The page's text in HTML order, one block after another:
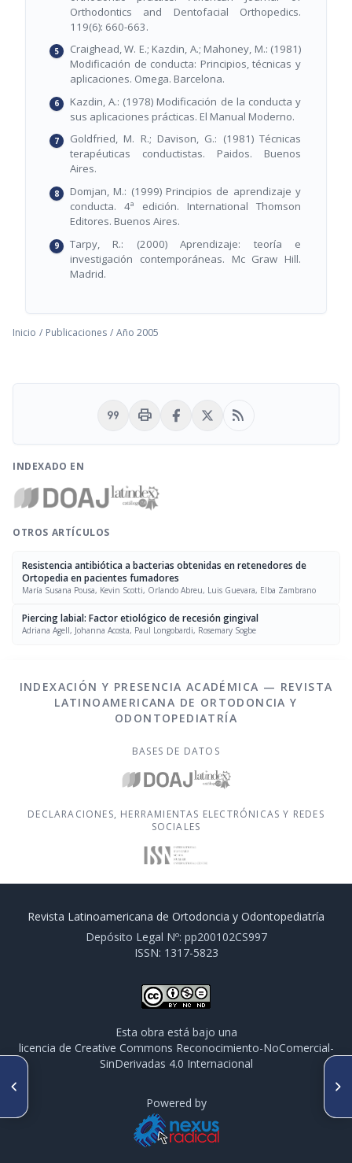
Orthodontics and Dentofacial Orthopedics.
119(6): 660-663.
Craighead, W. E.; Kazdin, A.; Mahoney, M.: (1981)
Modificación de conducta: Principios, técnicas y
aplicaciones. Omega. Barcelona.
Kazdin, A.: (1978) Modificación de la conducta y
sus aplicaciones prácticas. El Manual Moderno.
Goldfried, M. R.; Davison, G.: (1981) Técnicas
terapéuticas conductistas. Paidos. Buenos
Aires.
Domjan, M.: (1999) Principios de aprendizaje y
conducta. 4ª edición. International Thomson
Editores. Buenos Aires.
Tarpy, R.: (2000) Aprendizaje: teoría e
investigación contemporáneas. Mc Graw Hill.
Madrid.
Inicio / Publicaciones / Año 2005
format_quote print rss_feed
INDEXADO EN
OTROS ARTÍCULOS
Resistencia antibiótica a bacterias obtenidas en retenedores de
Ortopedia en pacientes fumadores
María Susana Pousa, Kevin Scotti, Orlando Abreu, Luis Guevara, Elba Zambrano
Piercing labial: Factor etiológico de recesión gingival
Adriana Agell, Johanna Acosta, Paul Longobardi, Rosemary Sogbe
ARTÍCULO ANTERIOR
niños de 12-14 años en el
municipio San José de las
Lajas. La Habana. Cuba
SIGUIENTE ARTÍCULO
Diagnóstico y tratamiento con
INDEXACIÓN Y PRESENCIA ACADÉMICA — REVISTA
LATINOAMERICANA DE ORTODONCIA Y
ODONTOPEDIATRÍA
BASES DE DATOS
DECLARACIONES, HERRAMIENTAS ELECTRÓNICAS Y REDES
SOCIALES
Revista Latinoamericana de Ortodoncia y Odontopediatría
Depósito Legal Nº: pp200102CS997
ISSN: 1317-5823
Esta obra está bajo una
licencia de Creative Commons Reconocimiento-NoComercial-
SinDerivadas 4.0 Internacional
Powered by